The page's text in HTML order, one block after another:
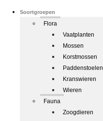
Soortgroepen
Flora
Vaatplanten
Mossen
Korstmossen
Paddenstoelen
Kranswieren
Wieren
Fauna
Zoogdieren